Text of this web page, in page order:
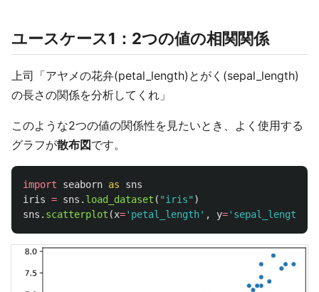
ユースケース1：2つの値の相関関係
上司「アヤメの花弁(petal_length)とがく(sepal_length)
の長さの関係を分析してくれ」
このような2つの値の関係性を見たいとき、よく使用する
グラフが散布図です。
import seaborn as
sns
iris = sns . load_dataset ( "iris" )
sns . scatterplot (x=' petal_length' , y=' sepal_length